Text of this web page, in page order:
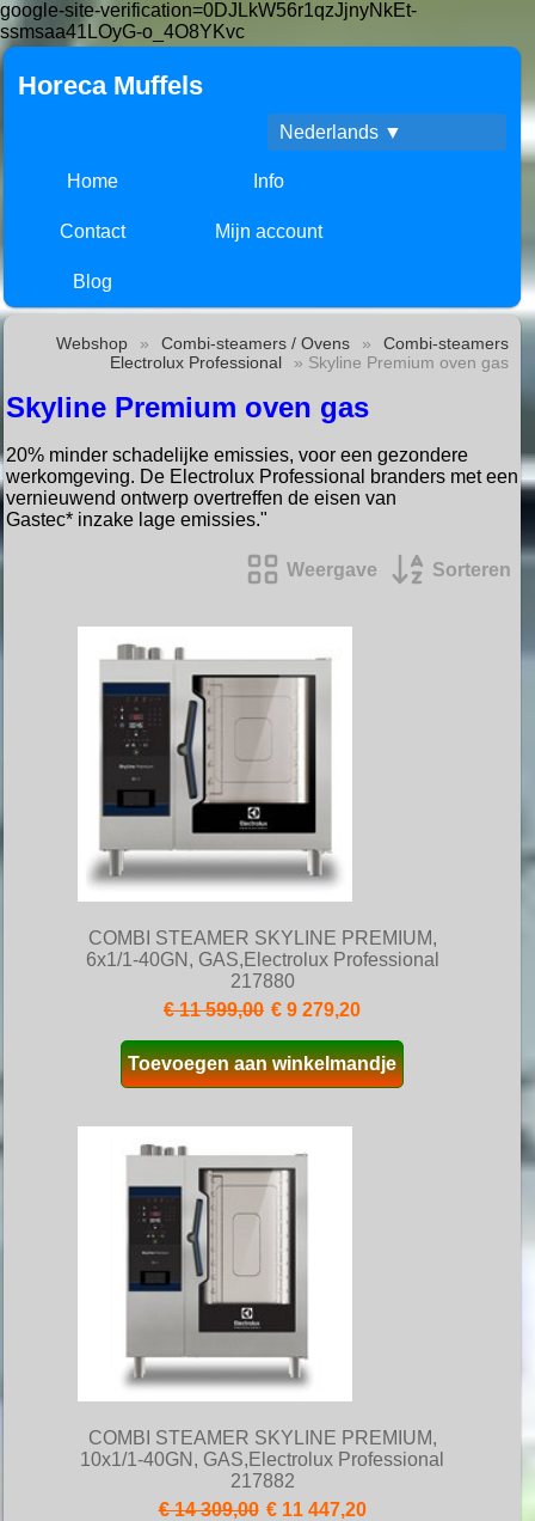
google-site-verification=0DJLkW56r1qzJjnyNkEt-
ssmsaa41LOyG-o_4O8YKvc
Horeca Muffels
Nederlands ▼
Home Info
Contact Mijn account
Blog
Webshop » Combi-steamers / Ovens »
Combi-steamers
Electrolux Professional
» Skyline Premium oven gas
Skyline Premium oven gas
20% minder schadelijke emissies, voor een gezondere
werkomgeving. De Electrolux Professional branders met een
vernieuwend ontwerp overtreffen de eisen van
Gastec* inzake lage emissies."
Weergave Sorteren
COMBI STEAMER SKYLINE PREMIUM,
6x1/1-40GN, GAS,Electrolux Professional
217880
€ 11 599,00 € 9 279,20
Toevoegen aan winkelmandje
COMBI STEAMER SKYLINE PREMIUM,
10x1/1-40GN, GAS,Electrolux Professional
217882
€ 14 309,00 € 11 447,20